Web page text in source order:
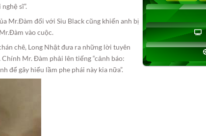
sĩ”.
Mr.Đàm đối với Siu Black cũng khiến anh bị
vào cuộc.
chê, Long Nhật đưa ra những lời tuyên
Mr. Đàm phải lên tiếng “cảnh báo:
để gây hiểu lầm phe phái này kia nữa”.